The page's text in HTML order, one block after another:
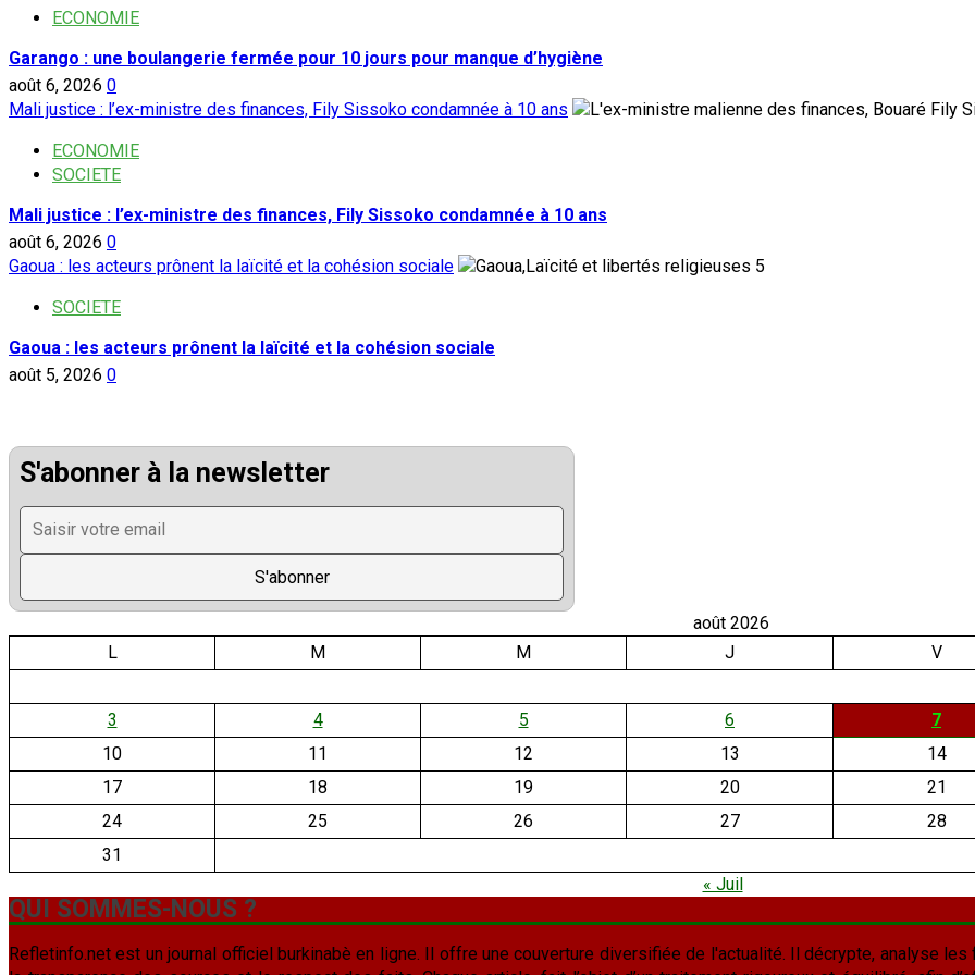
ECONOMIE
Garango : une boulangerie fermée pour 10 jours pour manque d’hygiène
août 6, 2026 0
Mali justice : l’ex-ministre des finances, Fily Sissoko condamnée à 10 ans
ECONOMIE
SOCIETE
Mali justice : l’ex-ministre des finances, Fily Sissoko condamnée à 10 ans
août 6, 2026 0
Gaoua : les acteurs prônent la laïcité et la cohésion sociale
5
SOCIETE
Gaoua : les acteurs prônent la laïcité et la cohésion sociale
août 5, 2026 0
S'abonner à la newsletter
août 2026
L
M M J V
3 4 5 6
7
10
11 12 13
14
17
18 19 20
21
24
25 26 27
28
31
« Juil
QUI SOMMES-NOUS ?
Refletinfo.net est un journal officiel burkinabè en ligne. Il offre une couverture diversifiée de l'actualité. Il décrypte, analyse